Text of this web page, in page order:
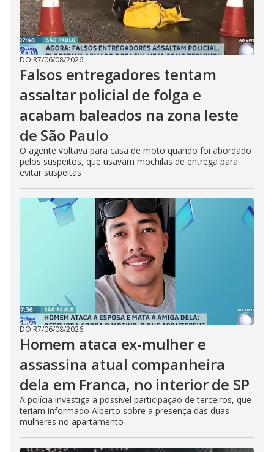
DO R7/06/08/2026
Falsos entregadores tentam
assaltar policial de folga e
acabam baleados na zona leste
de São Paulo
O agente voltava para casa de moto quando foi abordado
pelos suspeitos, que usavam mochilas de entrega para
evitar suspeitas
DO R7/06/08/2026
Homem ataca ex-mulher e
assassina atual companheira
dela em Franca, no interior de SP
A polícia investiga a possível participação de terceiros, que
teriam informado Alberto sobre a presença das duas
mulheres no apartamento